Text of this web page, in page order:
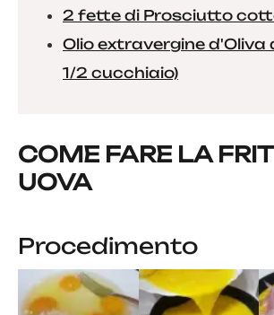
2 fette di Prosciutto
Olio extravergine d'Oliva
1/2 cucchiaio)
COME FARE LA
UOVA
Procedimento